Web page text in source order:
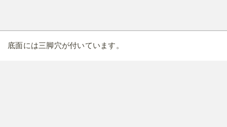
底面には三脚穴が付いています。